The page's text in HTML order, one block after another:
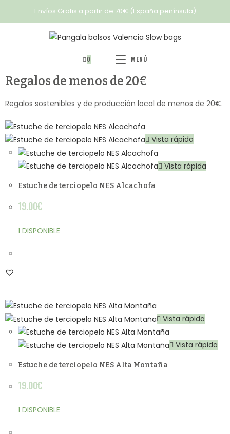
Envíos Gratis a partir de 70€ (España península)
0 MENÚ
Regalos de menos de 20€
Regalos sostenibles y de producción local de menos de 20€.
Vista rápida
Vista rápida
Estuche de terciopelo NES Alcachofa
19.00€
1 DISPONIBLE
Vista rápida
Vista rápida
Estuche de terciopelo NES Alta Montaña
19.00€
1 DISPONIBLE